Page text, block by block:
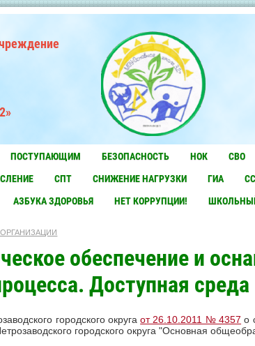
ПОСТУПАЮЩИМ БЕЗОПАСНОСТЬ НОК СВО
СПТ СНИЖЕНИЕ НАГРУЗКИ ГИА
АЗБУКА ЗДОРОВЬЯ НЕТ КОРРУПЦИИ!
обеспечение и
Доступная среда
городского округаот 26.10.2011 № 4357 о
городского округа "Основная